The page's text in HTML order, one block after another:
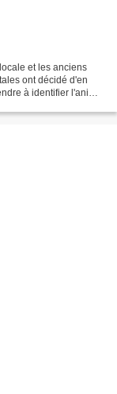
et les anciens
ont décidé d'en
à identifier l'animal